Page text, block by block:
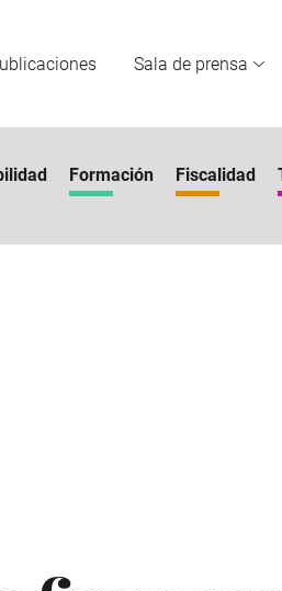
Sala de prensa
Formación Fiscalidad